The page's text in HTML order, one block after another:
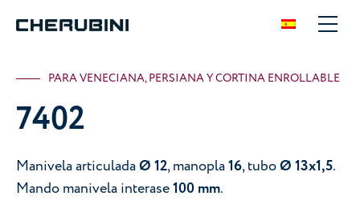
PARA VENECIANA, PERSIANA Y CORTINA ENROLLABLE
7402
Manivela articuladaØ 12, manopla16, tuboØ 13x1,5.
Mando manivela interase100 mm.